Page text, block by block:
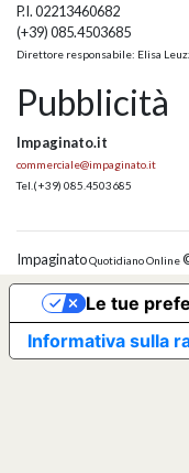
P.I. 02213460682
(+39) 085.4503685
Direttore responsabile: Elisa
Pubblicità
Impaginato.it
commerciale@impaginato.it
Tel. (+39) 085.4503685
ImpaginatoQuotidiano Online
Informativa sulla
Le tue